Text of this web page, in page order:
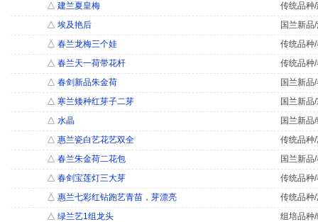
△ 建兰夏皇梅
传统品种
△ 埃及艳后
国兰新品
△ 春兰龙梅三个娃
传统品种
△ 春兰天一荷带花杆
传统品种
△ 春剑新品朱金荷
国兰新品
△ 寒兰矮种红芽子二芽
国兰新品
△ 水晶
国兰新品
△ 惠兰瓷白艺花艺双全
传统品种
△ 春兰朱金荷二花包
国兰新品
△ 春剑宝莲灯三大芽
传统品种
△ 惠兰七彩红钻跑艺青苗，芽漂亮
传统品种
△ 绿兰艺1组龙头
组培品种